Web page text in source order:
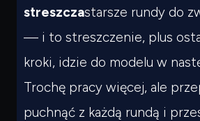
streszczastarsze rundy do
— i to streszczenie, plus
kroki, idzie do modelu w
Trochę pracy więcej, ale
puchnąć z każdą rundą i